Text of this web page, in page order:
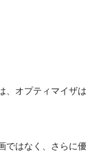
オプティマイザ
はなく、さらに